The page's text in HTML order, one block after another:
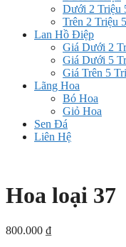
Dưới 2 Triệu
Trên 2 Triệu 5
Lan Hồ Điệp
Giá Dưới 2
Giá Dưới 5
Giá Trên 5
Lãng Hoa
Bó Hoa
Giỏ Hoa
Sen Đá
Liên Hệ
Hoa loại 37
800.000 ₫